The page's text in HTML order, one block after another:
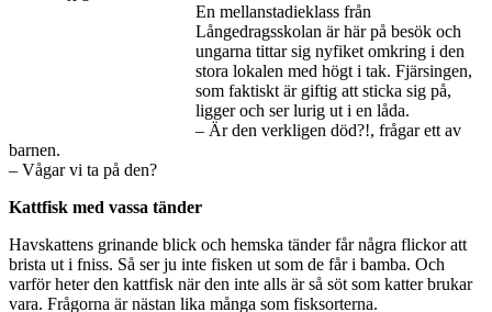
En mellanstadieklass från
Långedragsskolan är här på besök och
ungarna tittar sig nyfiket omkring i den
stora lokalen med högt i tak. Fjärsingen,
som faktiskt är giftig att sticka sig på,
ligger och ser lurig ut i en låda.
– Är den verkligen död?!, frågar ett av
barnen.
– Vågar vi ta på den?
Kattfisk med vassa tänder
Havskattens grinande blick och hemska tänder får några flickor att
brista ut i fniss. Så ser ju inte fisken ut som de får i bamba. Och
varför heter den kattfisk när den inte alls är så söt som katter brukar
vara. Frågorna är nästan lika många som fisksorterna.